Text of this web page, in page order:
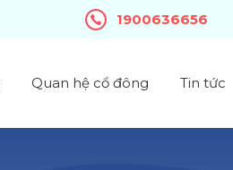
1900636656
Quan hệ cổ đông Tin tức